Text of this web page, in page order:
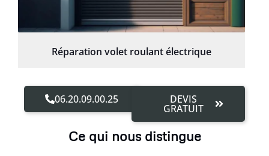
Réparation volet roulant électrique
06.20.09.00.25 DEVIS
GRATUIT
Ce qui nous distingue